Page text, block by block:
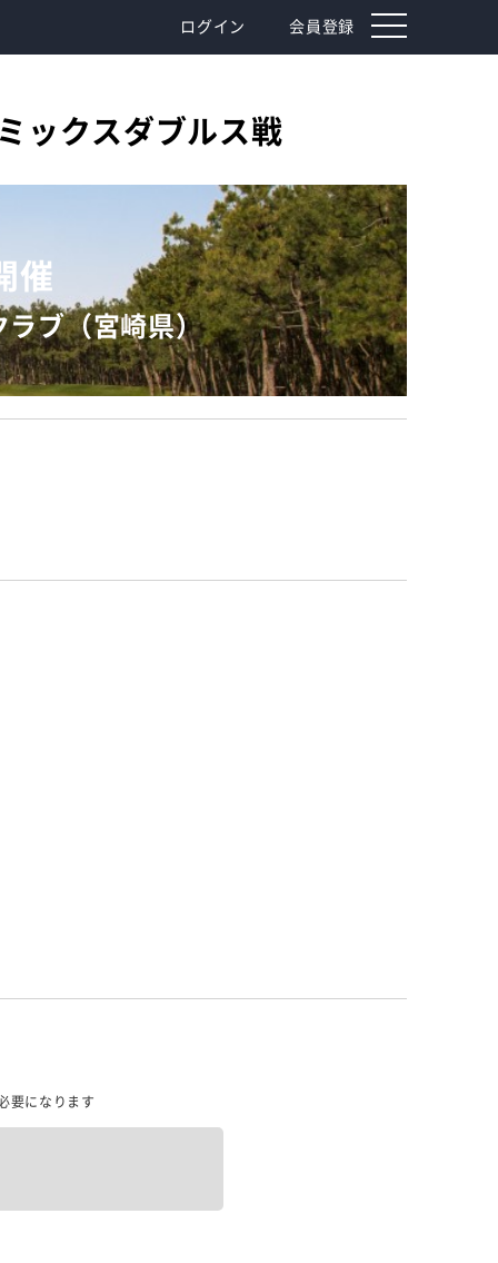
ログイン 会員登録
toggle
ックスダブルス戦
催
ラブ（宮崎県）
要になります